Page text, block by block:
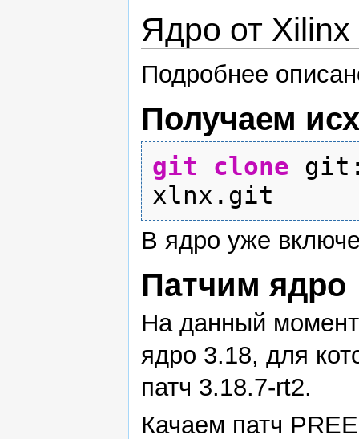
Ядро от Xilinx
Подробнее
Получаем
git clone
xlnx.git
В ядро уже
Патчим ядро
На данный
ядро 3.18, для
патч 3.18.7-rt2.
Качаем патч